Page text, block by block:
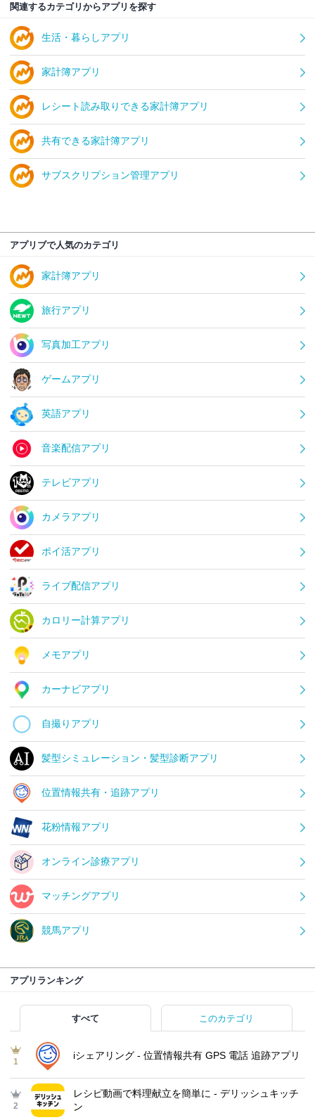
関連するカテゴリからアプリを探す
生活・暮らしアプリ
家計簿アプリ
レシート読み取りできる家計簿アプリ
共有できる家計簿アプリ
サブスクリプション管理アプリ
アプリブで人気のカテゴリ
家計簿アプリ
旅行アプリ
写真加工アプリ
ゲームアプリ
英語アプリ
音楽配信アプリ
テレビアプリ
カメラアプリ
ポイ活アプリ
ライブ配信アプリ
カロリー計算アプリ
メモアプリ
カーナビアプリ
自撮りアプリ
髪型シミュレーション・髪型診断アプリ
位置情報共有・追跡アプリ
花粉情報アプリ
オンライン診療アプリ
マッチングアプリ
競馬アプリ
アプリランキング
すべて このカテゴリ
1
iシェアリング - 位置情報共有 GPS 電話 追跡アプリ
2
レシピ動画で料理献立を簡単‪に - デリッシュキッチ
ン